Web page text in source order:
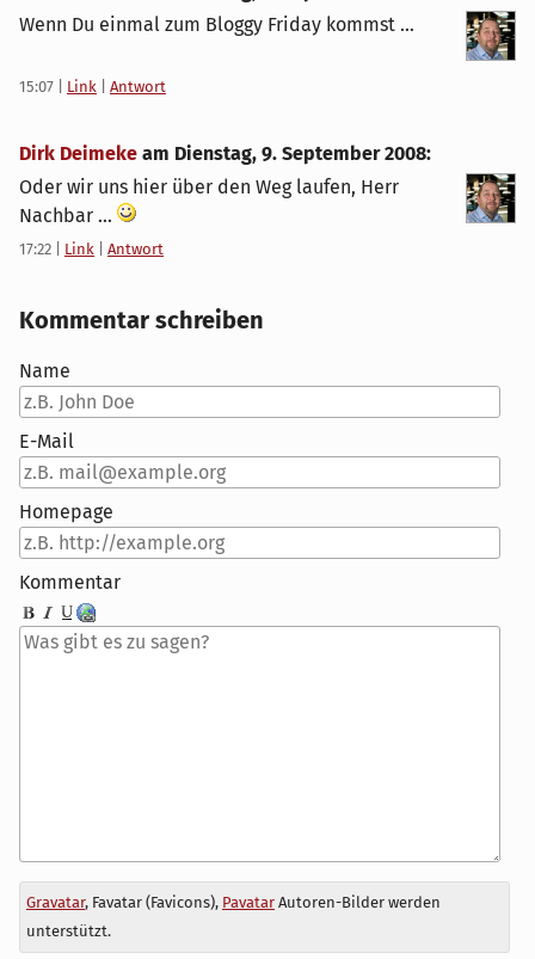
Wenn Du einmal zum Bloggy Friday kommst ...
15:07 Link Antwort
Dirk Deimeke am Dienstag, 9. September 2008:
Oder wir uns hier über den Weg laufen, Herr
Nachbar ...
17:22 Link Antwort
Kommentar schreiben
Name
E-Mail
Homepage
Kommentar
Antwort
zu
Gravatar, Favatar (Favicons), PavatarAutoren-Bilder werden
unterstützt.